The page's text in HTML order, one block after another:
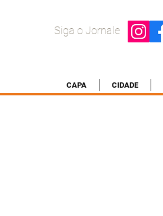
Siga o Jornale
CAPA CIDADE